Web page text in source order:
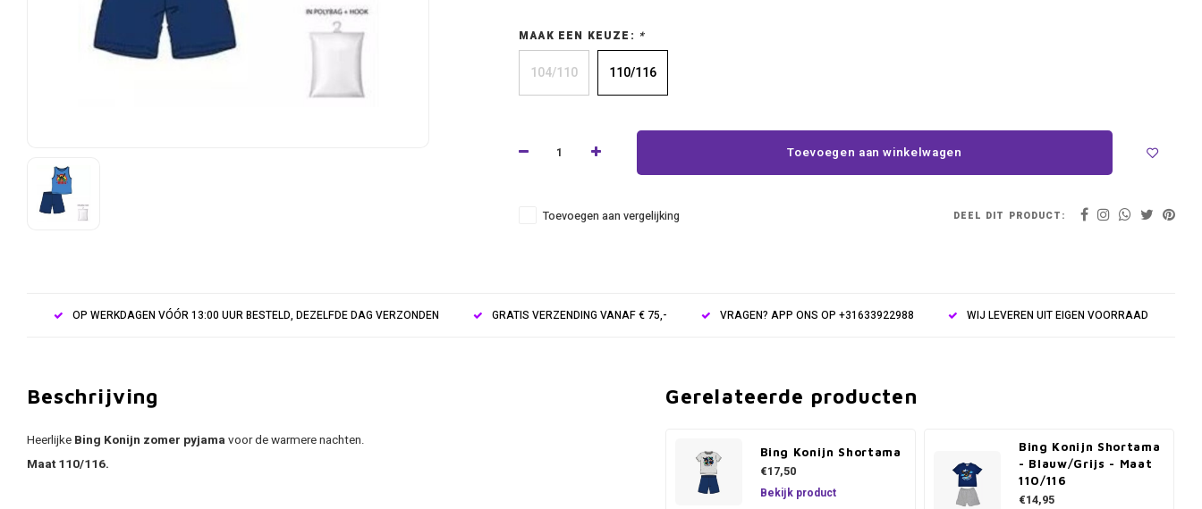
MAAK EEN KEUZE: *
104/110 110/116
Toevoegen aan winkelwagen
Toevoegen aan vergelijking DEEL DIT PRODUCT:
OP WERKDAGEN VÓÓR 13:00 UUR BESTELD, DEZELFDE DAG VERZONDEN GRATIS VERZENDING VANAF € 75,- VRAGEN? APP ONS OP +31633922988 WIJ LEVEREN UIT EIGEN VOORRAAD
Beschrijving
Heerlijke Bing Konijn zomer pyjama voor de warmere nachten.
Maat 110/116.
Gerelateerde producten
Bing Konijn Shortama
€17,50
Bekijk product
Bing Konijn Shortama
- Blauw/Grijs - Maat
110/116
€14,95